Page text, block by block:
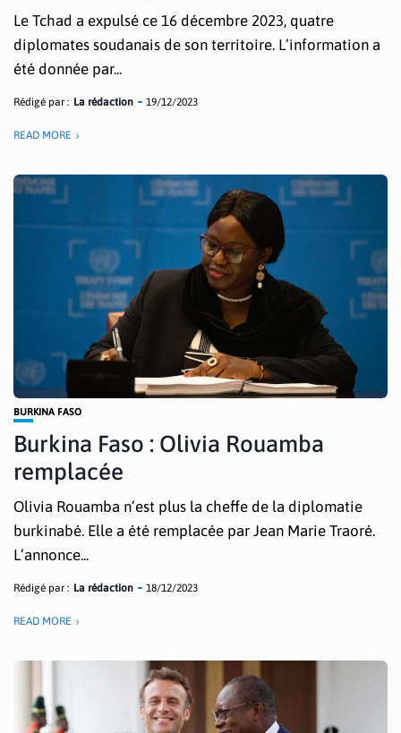
Le Tchad a expulsé ce 16 décembre 2023, quatre
diplomates soudanais de son territoire. L’information a
été donnée par...
Rédigé par : La rédaction 19/12/2023
READ MORE
BURKINA FASO
Burkina Faso : Olivia Rouamba
remplacée
Olivia Rouamba n’est plus la cheffe de la diplomatie
burkinabé. Elle a été remplacée par Jean Marie Traoré.
L’annonce...
Rédigé par : La rédaction 18/12/2023
READ MORE